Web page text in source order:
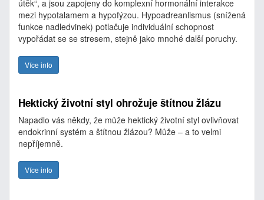
útěk“, a jsou zapojeny do komplexní hormonální interakce
mezi hypotalamem a hypofýzou. Hypoadreanlismus (snížená
funkce nadledvinek) potlačuje individuální schopnost
vypořádat se se stresem, stejně jako mnohé další poruchy.
Více info
Hektický životní styl ohrožuje štítnou žlázu
Napadlo vás někdy, že může hektický životní styl ovlivňovat
endokrinní systém a štítnou žlázou? Může – a to velmi
nepříjemně.
Více info